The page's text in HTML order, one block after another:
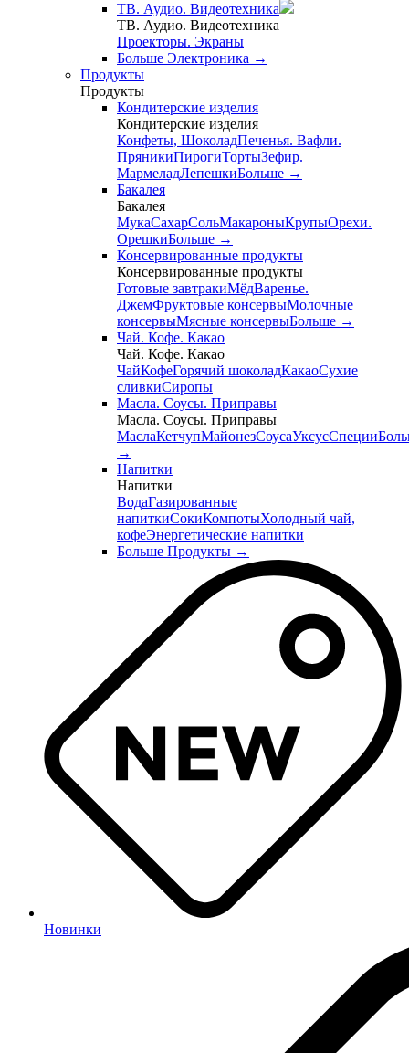
ТВ. Аудио. Видеотехника
ТВ. Аудио. Видеотехника
Проекторы. Экраны
Больше Электроника →
Продукты
Продукты
Кондитерские изделия
Кондитерские изделия
Конфеты, ШоколадПеченья. Вафли.
ПряникиПирогиТортыЗефир.
МармеладЛепешкиБольше →
Бакалея
Бакалея
МукаСахарСольМакароныКрупыОрехи.
ОрешкиБольше →
Консервированные продукты
Консервированные продукты
Готовые завтракиМёдВаренье.
ДжемФруктовые консервыМолочные
консервыМясные консервыБольше →
Чай. Кофе. Какао
Чай. Кофе. Какао
ЧайКофеГорячий шоколадКакаоСухие
сливкиСиропы
Масла. Соусы. Приправы
Масла. Соусы. Приправы
МаслаКетчупМайонезСоусаУксусСпеции
→
Напитки
Напитки
ВодаГазированные
напиткиСокиКомпотыХолодный чай,
кофеЭнергетические напитки
Больше Продукты →
Новинки